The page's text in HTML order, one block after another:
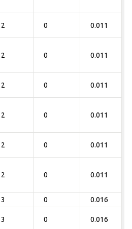
2 0 0.011
2 0 0.011
2 0 0.011
2 0 0.011
2 0 0.011
2 0 0.011
3 0 0.016
3 0 0.016